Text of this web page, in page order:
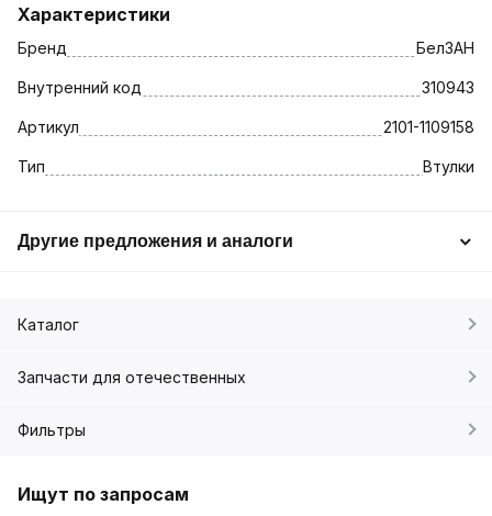
Характеристики
Бренд БелЗАН
Внутренний код 310943
Артикул 2101-1109158
Тип Втулки
Другие предложения и аналоги
Каталог
Запчасти для отечественных
Фильтры
Ищут по запросам